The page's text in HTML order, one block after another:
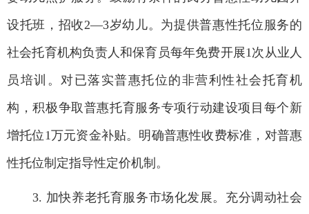
设托班，招收2—3岁幼儿。为提供普惠性托位服务的
社会托育机构负责人和保育员每年免费开展1次从业人
员培训。对已落实普惠托位的非营利性社会托育机
构，积极争取普惠托育服务专项行动建设项目每个新
增托位1万元资金补贴。明确普惠性收费标准，对普惠
性托位制定指导性定价机制。
3. 加快养老托育服务市场化发展。充分调动社会